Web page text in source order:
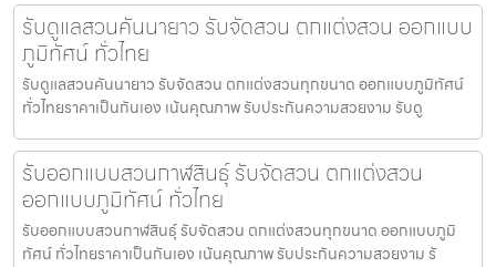
รับดูแลสวนคันนายาว รับจัดสวน ตกแต่งสวน ออกแบบ
ภูมิทัศน์ ทั่วไทย
รับดูแลสวนคันนายาว รับจัดสวน ตกแต่งสวนทุกขนาด ออกแบบภูมิทัศน์
ทั่วไทยราคาเป็นกันเอง เน้นคุณภาพ รับประกันความสวยงาม รับดู
รับออกแบบสวนกาฬสินธุ์ รับจัดสวน ตกแต่งสวน
ออกแบบภูมิทัศน์ ทั่วไทย
รับออกแบบสวนกาฬสินธุ์ รับจัดสวน ตกแต่งสวนทุกขนาด ออกแบบภูมิ
ทัศน์ ทั่วไทยราคาเป็นกันเอง เน้นคุณภาพ รับประกันความสวยงาม รั